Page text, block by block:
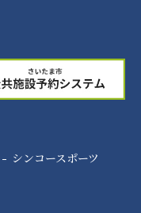
シンコースポーツ